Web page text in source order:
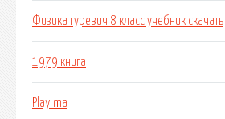
Физика гуревич 8 класс учебник скачать
1979 книга
Play ma